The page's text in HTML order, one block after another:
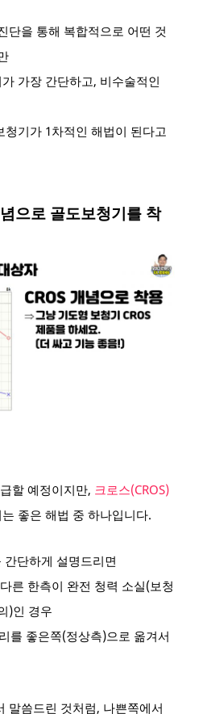
단을 통해 복합적으로 어떤 것
가장 간단하고, 비수술적인
기가 1차적인 해법이 된다고
으로 골도보청기를 착
할 예정이지만, 크로스(CROS)
좋은 해법 중 하나입니다.
간단하게 설명드리면
른 한측이 완전 청력 소실(보청
)인 경우
를 좋은쪽(정상측)으로 옮겨서
말씀드린 것처럼, 나쁜쪽에서